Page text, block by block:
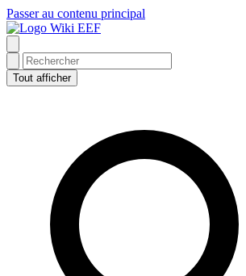
Passer au contenu principal
Wiki EEF
Tout afficher